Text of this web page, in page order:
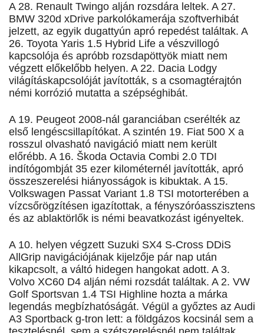
A 28. Renault Twingo alján rozsdára leltek. A 27.
BMW 320d xDrive parkolókamerája szoftverhibát
jelzett, az egyik dugattyún apró repedést találtak. A
26. Toyota Yaris 1.5 Hybrid Life a vészvillogó
kapcsolója és apróbb rozsdapöttyök miatt nem
végzett előkelőbb helyen. A 22. Dacia Lodgy
világításkapcsolóját javították, s a csomagtérajtón
némi korrózió mutatta a szépséghibát.
A 19. Peugeot 2008-nál garanciában cserélték az
első lengéscsillapítókat. A szintén 19. Fiat 500 X a
rosszul olvasható navigáció miatt nem került
előrébb. A 16. Škoda Octavia Combi 2.0 TDI
indítógombját 35 ezer kilométernél javították, apró
összeszerelési hiányosságok is kibuktak. A 15.
Volkswagen Passat Variant 1.8 TSI motorterében a
vízcsőrögzítésen igazítottak, a fényszóróasszisztens
és az ablaktörlők is némi beavatkozást igényeltek.
A 10. helyen végzett Suzuki SX4 S-Cross DDiS
AllGrip navigációjának kijelzője pár nap után
kikapcsolt, a váltó hidegen hangokat adott. A 3.
Volvo XC60 D4 alján némi rozsdát találtak. A 2. VW
Golf Sportsvan 1.4 TSI Highline hozta a márka
legendás megbízhatóságát. Végül a győztes az Audi
A3 Sportback g-tron lett: a földgázos kocsinál sem a